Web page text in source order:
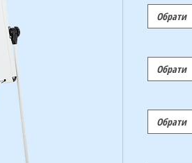
Обрати
Обрати
Обрати